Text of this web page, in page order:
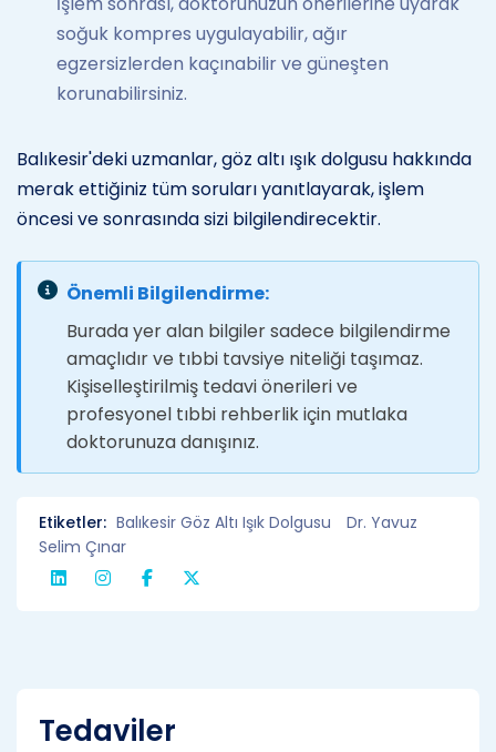
soğuk kompres uygulayabilir, ağır
egzersizlerden kaçınabilir ve güneşten
korunabilirsiniz.
Balıkesir'deki uzmanlar, göz altı ışık dolgusu hakkında
merak ettiğiniz tüm soruları yanıtlayarak, işlem
öncesi ve sonrasında sizi bilgilendirecektir.
Önemli Bilgilendirme:
Burada yer alan bilgiler sadece bilgilendirme
amaçlıdır ve tıbbi tavsiye niteliği taşımaz.
Kişiselleştirilmiş tedavi önerileri ve
profesyonel tıbbi rehberlik için mutlaka
doktorunuza danışınız.
Etiketler: Balıkesir Göz Altı Işık Dolgusu
Dr. Yavuz
Selim Çınar
Tedaviler